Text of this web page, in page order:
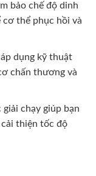
bảo chế độ dinh
thể phục hồi và
dụng kỹ thuật
chấn thương và
giải chạy giúp bạn
thiện tốc độ